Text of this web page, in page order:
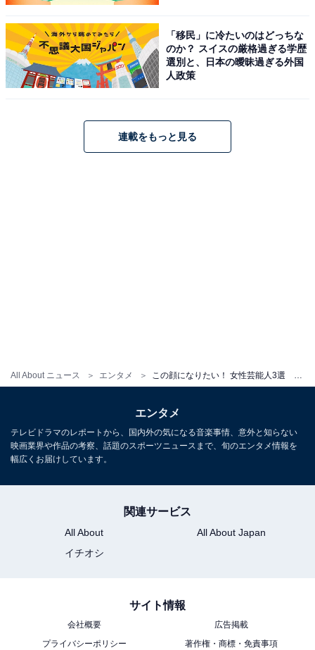
All About ニュース エンタメ
橋本さんは、アイドルグループ・Rev. from DVLのメンバ
ーとして活躍。その後、女優として映画『銀魂』シリー
ズや『かぐや様は告らせたい～天才たちの恋愛頭脳戦
かわいらしいルックスだけではなく、その演技力やバラ
エティ番組で見せる飾らない性格が魅力的な女優さんで
この顔になりたい！ 男性芸能人4選 佐藤健、竹野内
妹にしたい芸能人3選！ 橋本環奈、広瀬すず、浜辺美
波……「一緒に出かけたい」愛嬌最強の女優が集結
・
弟にしたい芸能人3選！ 神木隆之介、平野紫耀……「か
兄だったらうれしい芸能人3選！ 大泉洋、西島秀俊など
頼りがいのある男性芸能人に妄想集まる
「移民」に冷たいのはどっちな
のか？ スイスの厳格過ぎる学歴
選別と、日本の曖昧過ぎる外国
人政策
連載をもっと見る
エンタメ
テレビドラマのレポートから、国内外の気になる音楽事情、意外と知らない
映画業界や作品の考察、話題のスポーツニュースまで、旬のエンタメ情報を
幅広くお届けしています。
関連サービス
All About
All About Japan
イチオシ
サイト情報
会社概要
広告掲載
プライバシーポリシー
著作権・商標・免責事項